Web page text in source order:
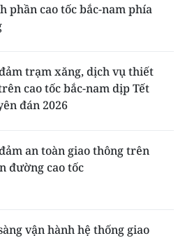
phần cao tốc bắc-nam phía
trạm xăng, dịch vụ thiết
cao tốc bắc-nam dịp Tết
đán 2026
an toàn giao thông trên
đường cao tốc
vận hành hệ thống giao